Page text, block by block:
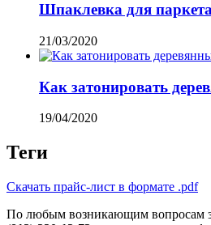
Шпаклевка для
21/03/2020
Как затонировать
19/04/2020
Теги
Скачать прайс-лист в формате .pdf
По любым возникающим вопросам